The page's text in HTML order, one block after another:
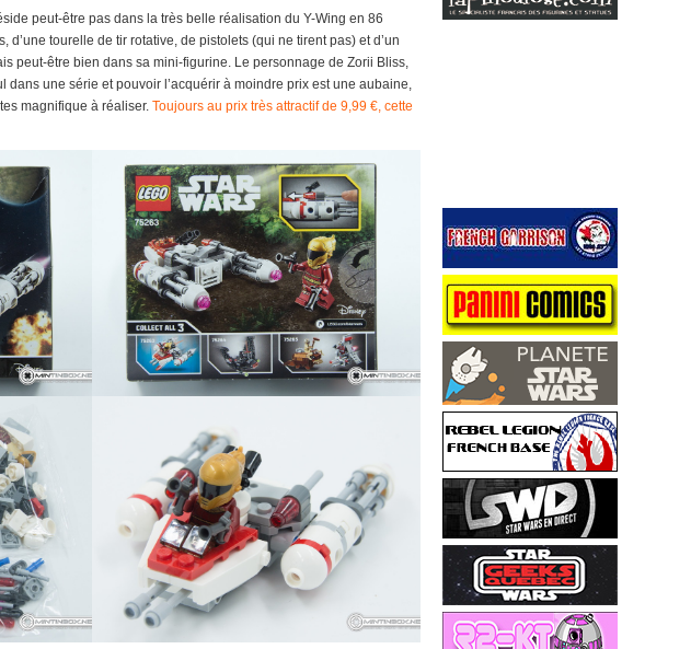
peut-être pas dans la très belle réalisation du Y-Wing en 86
d’une tourelle de tir rotative, de pistolets (qui ne tirent pas) et d’un
peut-être bien dans sa mini-figurine. Le personnage de Zorii Bliss,
dans une série et pouvoir l’acquérir à moindre prix est une aubaine,
magnifique à réaliser. Toujours au prix très attractif de 9,99 €, cette